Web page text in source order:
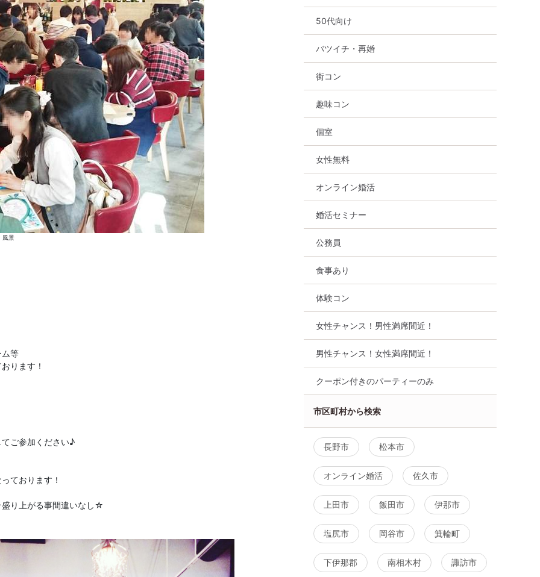
風景
等
ります！
ご参加ください♪
ております！
盛り上がる事間違いなし☆
50代向け
バツイチ・再婚
街コン
趣味コン
個室
女性無料
オンライン婚活
婚活セミナー
公務員
食事あり
体験コン
女性チャンス！男性満席間近！
男性チャンス！女性満席間近！
クーポン付きのパーティーのみ
市区町村から検索
長野市 松本市
オンライン婚活 佐久市
上田市 飯田市 伊那市
塩尻市 岡谷市 箕輪町
下伊那郡 南相木村 諏訪市